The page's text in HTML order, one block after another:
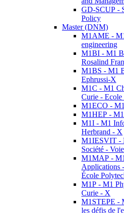
GD-SCUP -
Policy
Master (DNM)
M1AME -
engineering
M1BI - M1
Rosalind
M1BS - M1
Ephrussi-X
M1C - M1
Curie - Ecole
M1ECO -
M1HEP -
M1I - M1
Herbrand - X
M1IESVIT -
Société -
M1MAP -
Applications
École
M1P - M1
Curie - X
M1STEPE -
les défis de